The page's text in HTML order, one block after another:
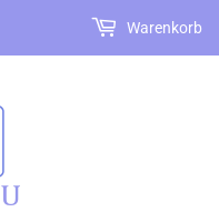
Warenkorb